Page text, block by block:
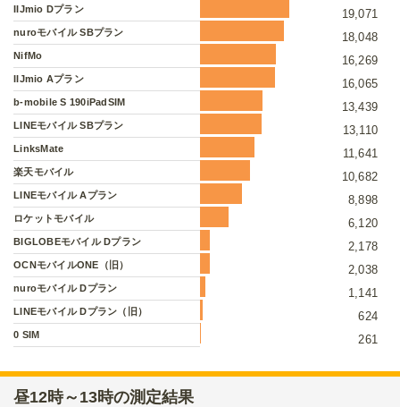
IIJmio Dプラン 19,071
nuroモバイル SBプラン 18,048
NifMo 16,269
IIJmio Aプラン 16,065
b-mobile S 190iPadSIM 13,439
LINEモバイル SBプラン 13,110
LinksMate 11,641
楽天モバイル 10,682
LINEモバイル Aプラン 8,898
ロケットモバイル 6,120
BIGLOBEモバイル Dプラン 2,178
OCNモバイルONE（旧） 2,038
nuroモバイル Dプラン 1,141
LINEモバイル Dプラン（旧） 624
0 SIM 261
昼12時～13時の測定結果